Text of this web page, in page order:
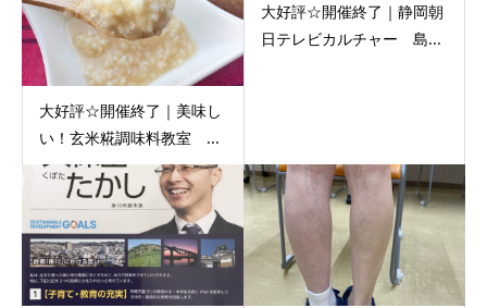
大好評☆開催終了｜美味し
い！玄米糀調味料教室 ...
大好評☆開催終了｜静岡朝
日テレビカルチャー 島...